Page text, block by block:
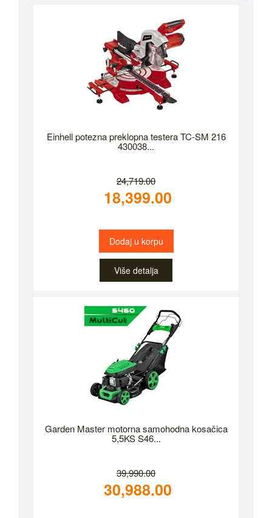
Einhell potezna preklopna testera TC-SM 216
430038...
24,719.00
18,399.00
Dodaj u korpu
Više detalja
Garden Master motorna samohodna kosačica
5,5KS S46...
39,990.00
30,988.00